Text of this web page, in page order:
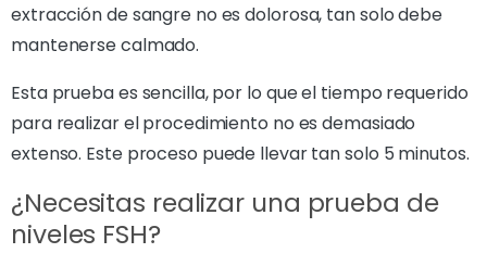
extracción de sangre no es dolorosa, tan solo debe
mantenerse calmado.
Esta prueba es sencilla, por lo que el tiempo requerido
para realizar el procedimiento no es demasiado
extenso. Este proceso puede llevar tan solo 5 minutos.
¿Necesitas realizar una prueba de
niveles FSH?